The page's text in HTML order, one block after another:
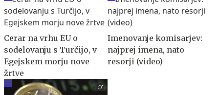
Cerar na vrhu EU o
sodelovanju s Turčijo, v
Egejskem morju nove
žrtve
Imenovanje komisarjev:
najprej imena, nato
resorji (video)